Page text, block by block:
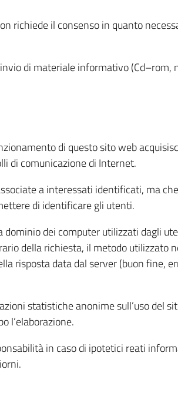
richiede il consenso in quanto
di materiale informativo (Cd–rom,
di questo sito web
di comunicazione di Internet.
a interessati identificati, ma
di identificare gli utenti.
dei computer utilizzati dagli
della richiesta, il metodo
risposta data dal server (buon fine,
statistiche anonime sull’uso del
l’elaborazione.
in caso di ipotetici reati